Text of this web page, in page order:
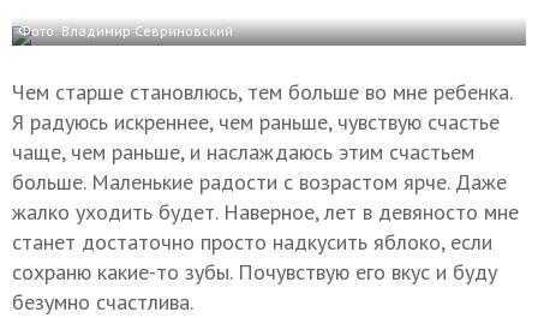
Фото: Владимир Севриновский
Чем старше становлюсь, тем больше во мне ребенка.
Я радуюсь искреннее, чем раньше, чувствую счастье
чаще, чем раньше, и наслаждаюсь этим счастьем
больше. Маленькие радости с возрастом ярче. Даже
жалко уходить будет. Наверное, лет в девяносто мне
станет достаточно просто надкусить яблоко, если
сохраню какие-то зубы. Почувствую его вкус и буду
безумно счастлива.